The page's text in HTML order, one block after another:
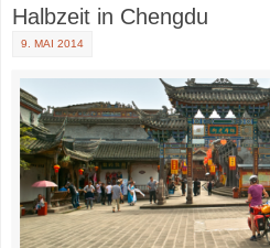
Halbzeit in Chengdu
9. MAI 2014